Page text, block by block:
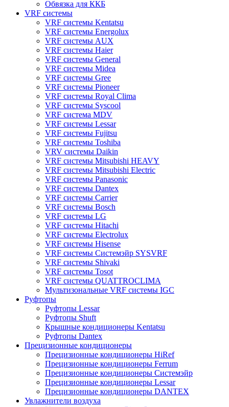
Обвязка для ККБ
VRF системы
VRF системы Kentatsu
VRF системы Energolux
VRF системы AUX
VRF системы Haier
VRF системы General
VRF системы Midea
VRF системы Gree
VRF системы Pioneer
VRF системы Royal Clima
VRF системы Syscool
VRF система MDV
VRF системы Lessar
VRF системы Fujitsu
VRF системы Toshiba
VRV системы Daikin
VRF системы Mitsubishi HEAVY
VRF системы Mitsubishi Electric
VRF системы Panasonic
VRF системы Dantex
VRF системы Carrier
VRF системы Bosch
VRF системы LG
VRF системы Hitachi
VRF системы Electrolux
VRF системы Hisense
VRF системы Системэйр SYSVRF
VRF системы Shivaki
VRF системы Tosot
VRF системы QUATTROCLIMA
Мультизональные VRF системы IGC
Руфтопы
Руфтопы Lessar
Руфтопы Shuft
Крышные кондиционеры Kentatsu
Руфтопы Dantex
Прецизионные кондиционеры
Прецизионные кондиционеры HiRef
Прецизионные кондиционеры Ferrum
Прецизионные кондиционеры Системэйр
Прецизионные кондиционеры Lessar
Прецизионные кондиционеры DANTEX
Увлажнители воздуха